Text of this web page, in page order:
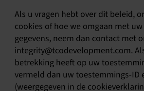
Nederlands
Als u vragen hebt over dit beleid,
cookies of hoe we omgaan met
gegevens, neem dan contact met
integrity@tcodevelopment.com.
betrekking heeft op uw
vermeld dan uw toestemmings-ID
(weergegeven in de